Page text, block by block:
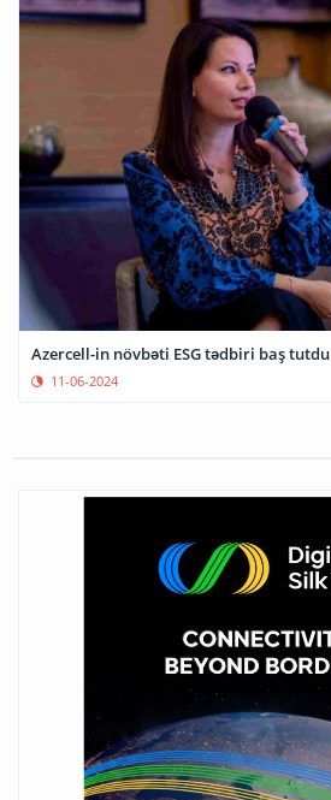
Azercell-in növbəti ESG tədbiri baş tutdu
11-06-2024